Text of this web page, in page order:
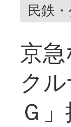
民鉄
京
ク
Ｇ